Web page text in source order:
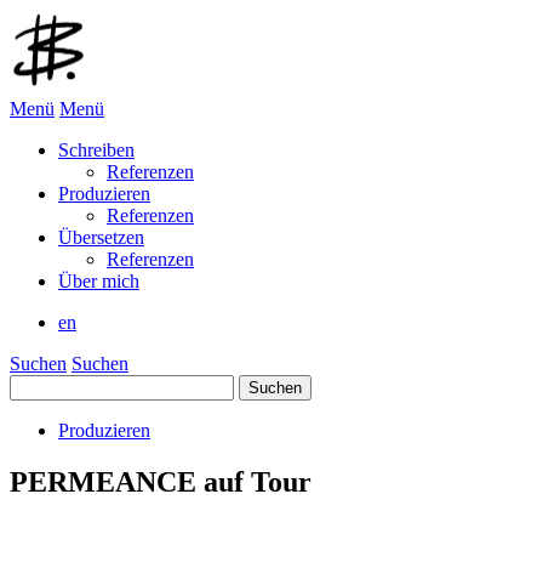
Menü Menü
Schreiben
Referenzen
Produzieren
Referenzen
Übersetzen
Referenzen
Über mich
en
Suchen Suchen
nach:
Produzieren
PERMEANCE auf Tour